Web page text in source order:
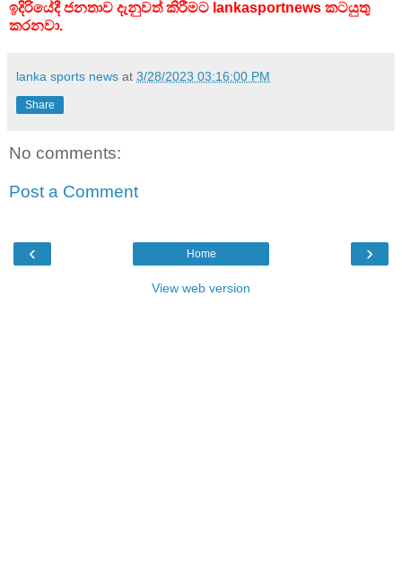
ඉදිරියේදී ජනතාව දැනුවත් කිරීමට lankasportnews කටයුතු
කරනවා.
lanka sports news at 3/28/2023 03:16:00 PM
Share
No comments:
Post a Comment
‹ ›
Home
View web version